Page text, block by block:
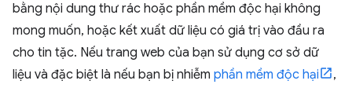
bằng nội dung thư rác hoặc phần mềm độc hại không
mong muốn, hoặc kết xuất dữ liệu có giá trị vào đầu ra
cho tin tặc. Nếu trang web của bạn sử dụng cơ sở dữ
liệu và đặc biệt là nếu bạn bị nhiễm phần mềm độc hại
,